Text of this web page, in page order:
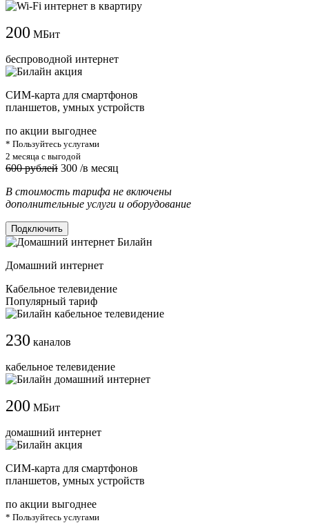
200 МБит
беспроводной интернет
СИМ-карта для смартфонов
планшетов, умных устройств
по акции выгоднее
* Пользуйтесь услугами
2 месяца с выгодой
600 рублей 300 /в месяц
В стоимость тарифа не включены
дополнительные услуги и оборудование
Подключить
Домашний интернет
Кабельное телевидение
Популярный тариф
230 каналов
кабельное телевидение
200 МБит
домашний интернет
СИМ-карта для смартфонов
планшетов, умных устройств
по акции выгоднее
* Пользуйтесь услугами